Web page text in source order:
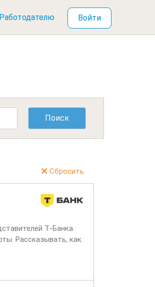
Работодателю Войти
Сбросить
Т‑Банка.
Рассказывать, как